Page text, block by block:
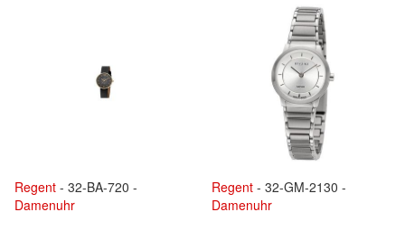
Regent - 32-BA-720 -
Damenuhr
Regent - 32-GM-2130 -
Damenuhr